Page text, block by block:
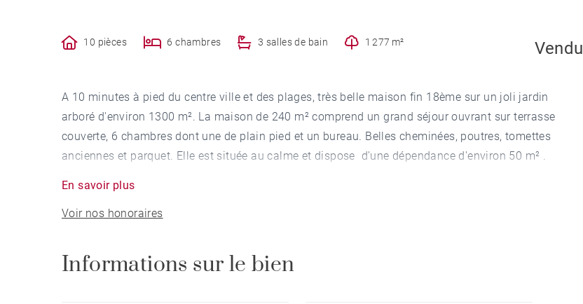
10 pièces 6 chambres 3 salles de bain 1 277 m² Vendu
A 10 minutes à pied du centre ville et des plages, très belle maison fin 18ème sur un joli jardin
arboré d'environ 1300 m². La maison de 240 m² comprend un grand séjour ouvrant sur terrasse
couverte, 6 chambres dont une de plain pied et un bureau. Belles cheminées, poutres, tomettes
anciennes et parquet. Elle est située au calme et dispose d'une dépendance d'environ 50 m² .
En savoir plus
Voir nos honoraires
Informations sur le bien